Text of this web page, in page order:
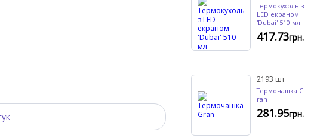
Термокухоль з
LED екраном
'Dubai' 510 мл
417.73грн.
2193 шт
Термочашка G
ran
281.95грн.